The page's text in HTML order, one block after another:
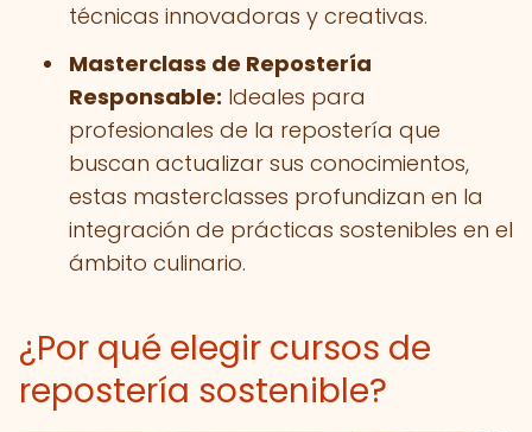
técnicas innovadoras y creativas.
Masterclass de Repostería
Responsable: Ideales para
profesionales de la repostería que
buscan actualizar sus conocimientos,
estas masterclasses profundizan en la
integración de prácticas sostenibles en el
ámbito culinario.
¿Por qué elegir cursos de
repostería sostenible?